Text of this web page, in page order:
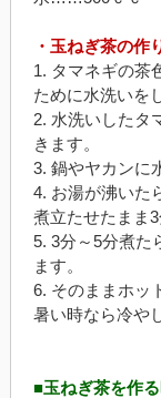
・玉ねぎ茶の作
1. タマネギの茶
ために水洗いを
2. 水洗いしたタ
きます。
3. 鍋やヤカンに
4. お湯が沸いた
煮立たせたまま3
5. 3分～5分煮た
ます。
6. そのままホッ
暑い時なら冷や
■玉ねぎ茶を作